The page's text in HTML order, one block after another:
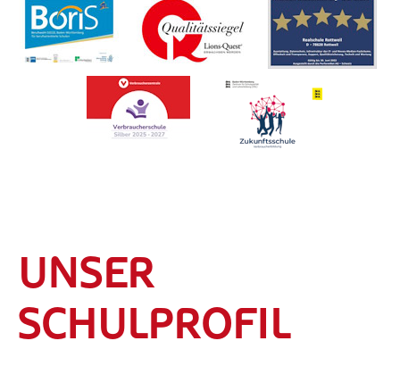
UNSER
SCHULPROFIL